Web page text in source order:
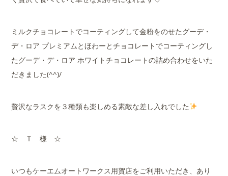
ミルクチョコレートでコーティングして金粉をのせたグーデ・
デ・ロア プレミアムとほわーとチョコレートでコーティングし
たグーデ・デ・ロア ホワイトチョコレートの詰め合わせをいた
だきました(^^)/
贅沢なラスクを３種類も楽しめる素敵な差し入れでした
☆ Ｔ 様 ☆
いつもケーエムオートワークス用賀店をご利用いただき、あり